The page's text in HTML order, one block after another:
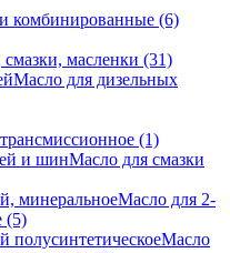
комбинированные (6)
масленки (31)
Масло для дизельных
(1)
Масло для смазки
Масло для 2-
(5)
Масло